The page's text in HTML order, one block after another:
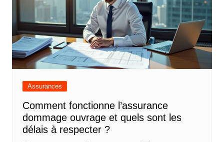
Assurances
Comment fonctionne l’assurance
dommage ouvrage et quels sont les
délais à respecter ?